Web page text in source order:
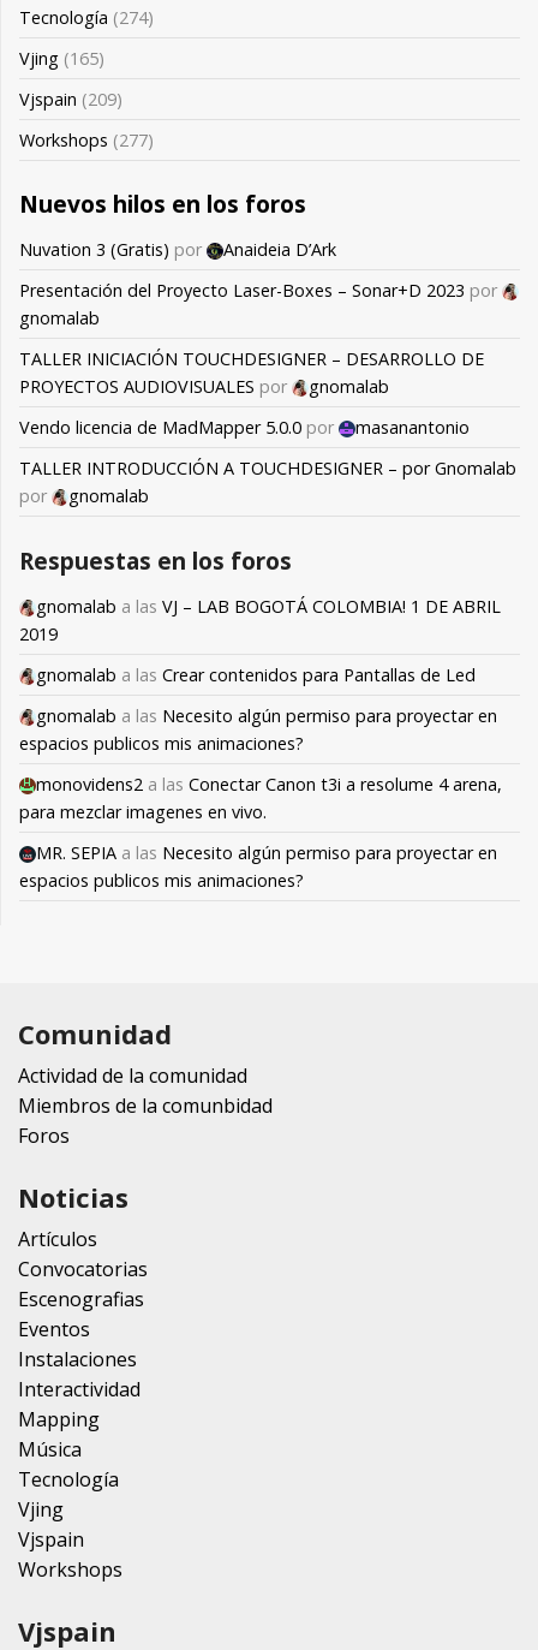
Tecnología (274)
Vjing (165)
Vjspain (209)
Workshops (277)
Nuevos hilos en los foros
Nuvation 3 (Gratis) por
Anaideia D’Ark
Presentación del Proyecto Laser-Boxes – Sonar+D 2023 por
gnomalab
TALLER INICIACIÓN TOUCHDESIGNER – DESARROLLO DE
PROYECTOS AUDIOVISUALES por
gnomalab
Vendo licencia de MadMapper 5.0.0 por
masanantonio
TALLER INTRODUCCIÓN A TOUCHDESIGNER – por Gnomalab
por
gnomalab
Respuestas en los foros
gnomalab a las VJ – LAB BOGOTÁ COLOMBIA! 1 DE ABRIL
2019
gnomalab a las Crear contenidos para Pantallas de Led
gnomalab a las Necesito algún permiso para proyectar en
espacios publicos mis animaciones?
monovidens2 a las Conectar Canon t3i a resolume 4 arena,
para mezclar imagenes en vivo.
MR. SEPIA a las Necesito algún permiso para proyectar en
espacios publicos mis animaciones?
Comunidad
Actividad de la comunidad
Miembros de la comunbidad
Foros
Noticias
Artículos
Convocatorias
Escenografias
Eventos
Instalaciones
Interactividad
Mapping
Música
Tecnología
Vjing
Vjspain
Workshops
Vjspain